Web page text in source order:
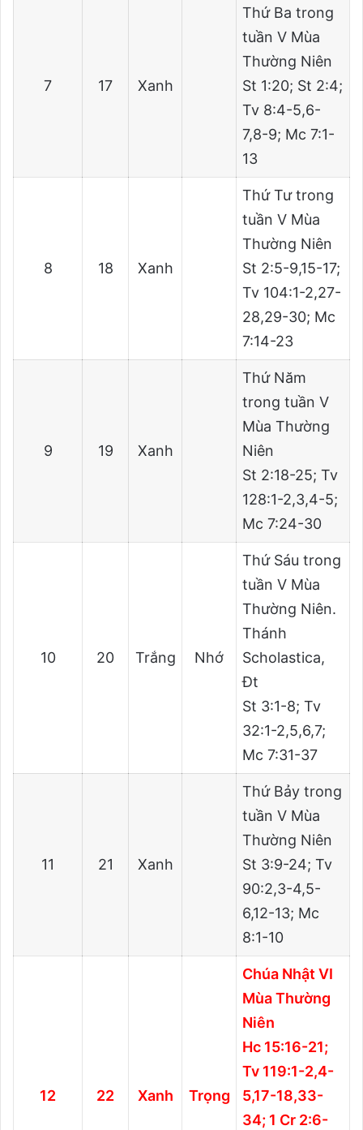
7 17 Xanh
Thứ Ba trong
tuần V Mùa
Thường Niên
St 1:20; St 2:4;
Tv 8:4-5,6-
7,8-9; Mc 7:1-
13
8 18 Xanh
Thứ Tư trong
tuần V Mùa
Thường Niên
St 2:5-9,15-17;
Tv 104:1-2,27-
28,29-30; Mc
7:14-23
9 19 Xanh
Thứ Năm
trong tuần V
Mùa Thường
Niên
St 2:18-25; Tv
128:1-2,3,4-5;
Mc 7:24-30
10 20 Trắng Nhớ
Thứ Sáu trong
tuần V Mùa
Thường Niên.
Thánh
Scholastica,
Đt
St 3:1-8; Tv
32:1-2,5,6,7;
Mc 7:31-37
11 21 Xanh
Thứ Bảy trong
tuần V Mùa
Thường Niên
St 3:9-24; Tv
90:2,3-4,5-
6,12-13; Mc
8:1-10
12 22 Xanh Trọng
Chúa Nhật VI
Mùa Thường
Niên
Hc 15:16-21;
Tv 119:1-2,4-
5,17-18,33-
34; 1 Cr 2:6-